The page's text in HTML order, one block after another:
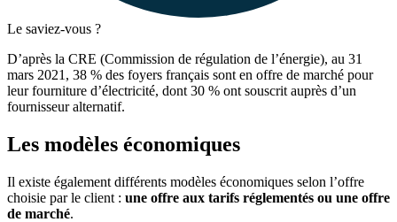
Le saviez-vous ?
D’après la CRE (Commission de régulation de l’énergie), au 31
mars 2021, 38 % des foyers français sont en offre de marché pour
leur fourniture d’électricité, dont 30 % ont souscrit auprès d’un
fournisseur alternatif.
Les modèles économiques
Il existe également différents modèles économiques selon l’offre
choisie par le client : une offre aux tarifs réglementés ou une offre
de marché.